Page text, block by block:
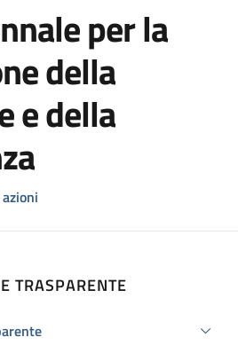
per la
della
e della
TRASPARENTE